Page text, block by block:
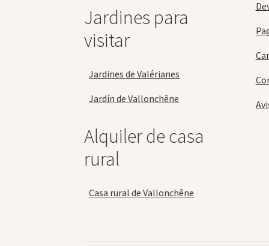
Jardines para
visitar
Jardines de Valérianes
Jardín de Vallonchêne
Alquiler de casa
rural
Casa rural de Vallonchêne